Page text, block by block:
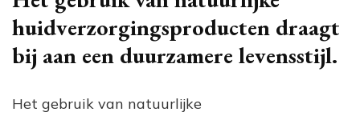
huidverzorgingsproducten draagt
bij aan een duurzamere levensstijl.
Het gebruik van natuurlijke